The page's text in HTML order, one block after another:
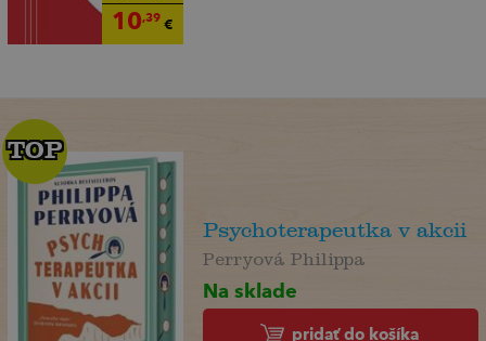
10,39 €
TOP
TOP
Psychoterapeutka v akcii
Perryová Philippa
Na sklade
pridať do košíka